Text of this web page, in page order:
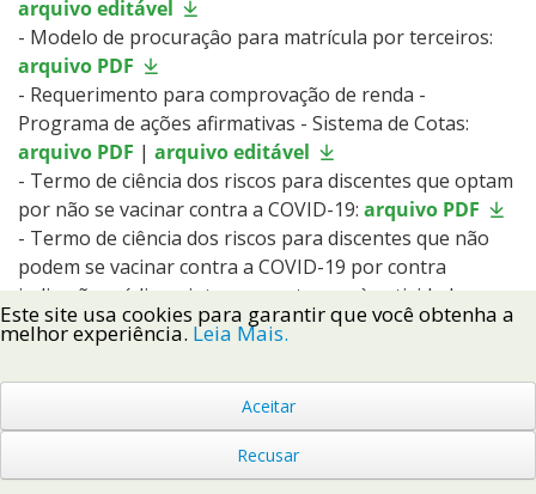
arquivo editável
- Modelo de procuraçâo para matrícula por terceiros:
arquivo PDF
- Requerimento para comprovação de renda -
Programa de ações afirmativas - Sistema de Cotas:
arquivo PDF | arquivo editável
- Termo de ciência dos riscos para discentes que optam
por não se vacinar contra a COVID-19: arquivo PDF
- Termo de ciência dos riscos para discentes que não
podem se vacinar contra a COVID-19 por contra
indicação médica e interesse retornar às atividades
acadêmicas presenciais:arquivo PDF
- Declaração para candidatos cotistas vagas
remanescentes - Técnicosarquivo PDF|arquivo
- Declaração para candidatos cotistas vagas
remanescentes - Graduaçãoarquivo PDF
Este site usa cookies para garantir que você obtenha a
melhor experiência. Leia Mais.
Aceitar
Recusar